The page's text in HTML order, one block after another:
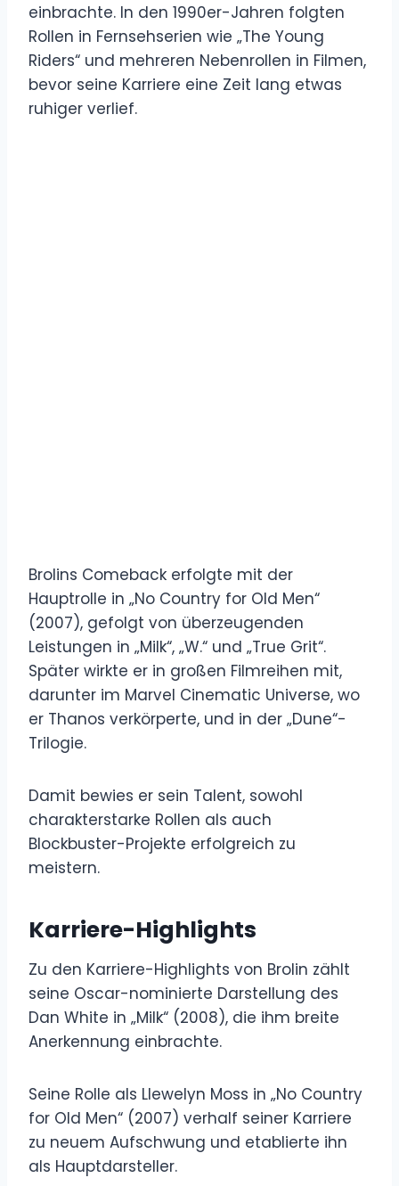
einbrachte. In den 1990er-Jahren folgten
Rollen in Fernsehserien wie „The Young
Riders“ und mehreren Nebenrollen in Filmen,
bevor seine Karriere eine Zeit lang etwas
ruhiger verlief.
Brolins Comeback erfolgte mit der
Hauptrolle in „No Country for Old Men“
(2007), gefolgt von überzeugenden
Leistungen in „Milk“, „W.“ und „True Grit“.
Später wirkte er in großen Filmreihen mit,
darunter im Marvel Cinematic Universe, wo
er Thanos verkörperte, und in der „Dune“-
Trilogie.
Damit bewies er sein Talent, sowohl
charakterstarke Rollen als auch
Blockbuster-Projekte erfolgreich zu
meistern.
Karriere-Highlights
Zu den Karriere-Highlights von Brolin zählt
seine Oscar-nominierte Darstellung des
Dan White in „Milk“ (2008), die ihm breite
Anerkennung einbrachte.
Seine Rolle als Llewelyn Moss in „No Country
for Old Men“ (2007) verhalf seiner Karriere
zu neuem Aufschwung und etablierte ihn
als Hauptdarsteller.